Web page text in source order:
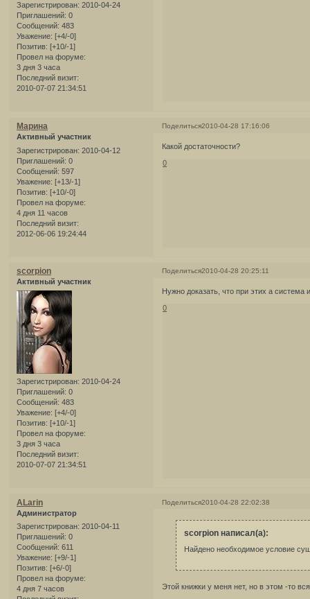
Зарегистрирован: 2010-04-24
Приглашений: 0
Сообщений: 483
Уважение: [+4/-0]
Позитив: [+10/-1]
Провел на форуме:
3 дня 3 часа
Последний визит:
2010-07-07 21:34:51
Поделиться2010-04-28 17:16:06
Марина
Активный участник
Зарегистрирован: 2010-04-12
Приглашений: 0
Сообщений: 597
Уважение: [+13/-1]
Позитив: [+10/-0]
Провел на форуме:
4 дня 11 часов
Последний визит:
2012-06-06 19:24:44
Какой достаточности?
0
Поделиться2010-04-28 20:25:11
scorpion
Активный участник
Зарегистрирован: 2010-04-24
Приглашений: 0
Сообщений: 483
Уважение: [+4/-0]
Позитив: [+10/-1]
Провел на форуме:
3 дня 3 часа
Последний визит:
2010-07-07 21:34:51
Нужно доказать, что при этих а система
0
Поделиться2010-04-28 22:02:38
ALarin
Администратор
Зарегистрирован: 2010-04-11
Приглашений: 0
Сообщений: 611
Уважение: [+9/-1]
Позитив: [+6/-0]
Провел на форуме:
4 дня 7 часов
scorpion написал(а):
Найдено необходимое условие
Этой книжки у меня нет, но в этом -то